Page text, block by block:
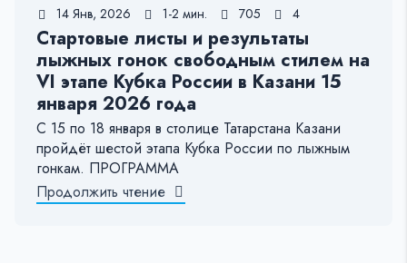
14 Янв, 2026 1-2 мин. 705 4
Стартовые листы и результаты
лыжных гонок свободным стилем на
VI этапе Кубка России в Казани 15
января 2026 года
С 15 по 18 января в столице Татарстана Казани
пройдёт шестой этапа Кубка России по лыжным
гонкам. ПРОГРАММА
Продолжить чтение